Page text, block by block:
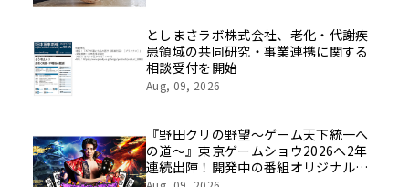
としまさラボ株式会社、老化・代謝疾
患領域の共同研究・事業連携に関する
相談受付を開始
Aug, 09, 2026
『野田クリの野望～ゲーム天下統一へ
の道～』東京ゲームショウ2026へ2年
連続出陣！開発中の番組オリジナルゲ